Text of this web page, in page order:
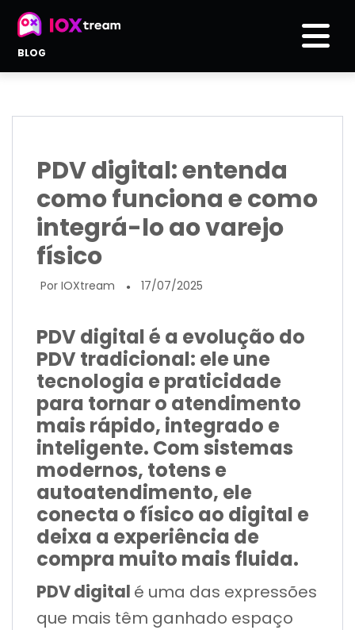
BLOG
PDV digital: entenda
como funciona e como
integrá-lo ao varejo
físico
Por IOXtream ● 17/07/2025
PDV digital é a evolução do
PDV tradicional: ele une
tecnologia e praticidade
para tornar o atendimento
mais rápido, integrado e
inteligente. Com sistemas
modernos, totens e
autoatendimento, ele
conecta o físico ao digital e
deixa a experiência de
compra muito mais fluida.
PDV digital é uma das expressões
que mais têm ganhado espaço